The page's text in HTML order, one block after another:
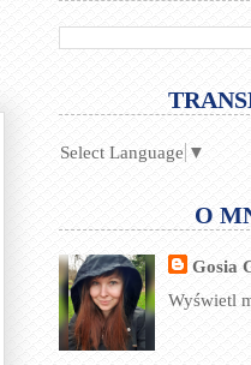
Select Language ▼
O
Gosia
Wyświetl